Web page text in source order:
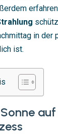
in der
ist.